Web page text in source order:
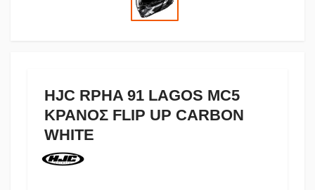
HJC RPHA 91 LAGOS MC5
ΚΡΑΝΟΣ FLIP UP CARBON
WHITE